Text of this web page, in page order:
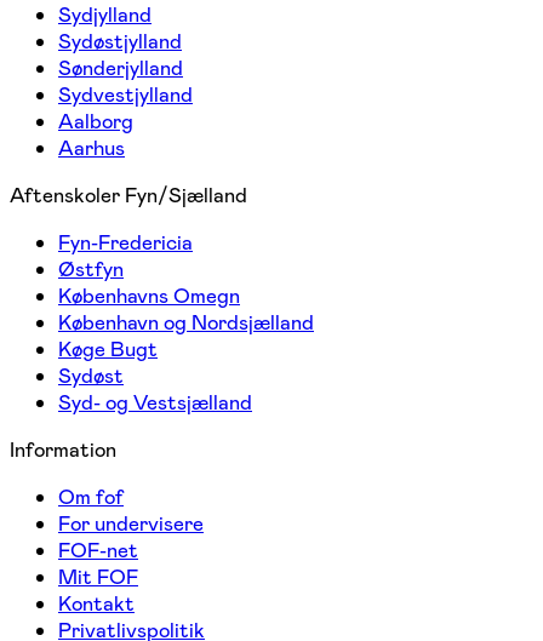
Sydjylland
Sydøstjylland
Sønderjylland
Sydvestjylland
Aalborg
Aarhus
Aftenskoler Fyn/Sjælland
Fyn-Fredericia
Østfyn
Københavns Omegn
København og Nordsjælland
Køge Bugt
Sydøst
Syd- og Vestsjælland
Information
Om fof
For undervisere
FOF-net
Mit FOF
Kontakt
Privatlivspolitik